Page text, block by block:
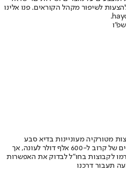
לשיפור מקהל הקוראים. פנו אלינו
מטורקיה מעוניינות בדיא סבע
הכוכב מחזיק בחוזה אצל הירוקים של קרוב ל-600 אלף דולר לעונה, אך
לקבוצות בחו"ל לבדוק את האפשרות
תעבור דרכנו